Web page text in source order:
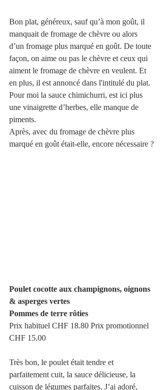
Bon plat, généreux, sauf qu’à mon goût, il
manquait de fromage de chèvre ou alors
d’un fromage plus marqué en goût. De toute
façon, on aime ou pas le chèvre et ceux qui
aiment le fromage de chèvre en veulent. Et
en plus, il est annoncé dans l'intitulé du plat.
Pour moi la sauce chimichurri, est ici plus
une vinaigrette d’herbes, elle manque de
piments.
Après, avec du fromage de chèvre plus
marqué en goût était-elle, encore nécessaire ?
Poulet cocotte aux champignons, oignons
& asperges vertes
Pommes de terre rôties
Prix habituel CHF 18.80 Prix promotionnel
CHF 15.00
Très bon, le poulet était tendre et
parfaitement cuit, la sauce délicieuse, la
cuisson de légumes parfaites. J’ai adoré,